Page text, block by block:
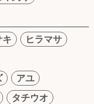
キ
ヒラマサ
アユ
タチウオ